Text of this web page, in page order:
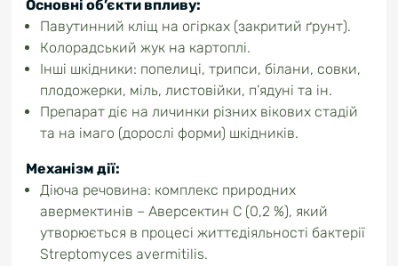
Основні об’єкти впливу:
Павутинний кліщ на огірках (закритий ґрунт).
Колорадський жук на картоплі.
Інші шкідники: попелиці, трипси, білани, совки,
плодожерки, міль, листовійки, п’ядуні та ін.
Препарат діє на личинки різних вікових стадій
та на імаго (дорослі форми) шкідників.
Механізм дії:
Діюча речовина: комплекс природних
авермектинів – Аверсектин С (0,2 %), який
утворюється в процесі життєдіяльності бактерії
Streptomyces avermitilis.